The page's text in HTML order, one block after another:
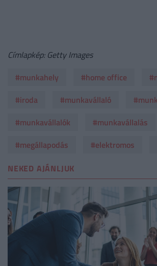
Címlapkép: Getty Images
#munkahely
#home office
#iroda
#munkavállaló
#munkavállalók
#munkavállalás
#megállapodás
#elektromos
NEKED AJÁNLJUK